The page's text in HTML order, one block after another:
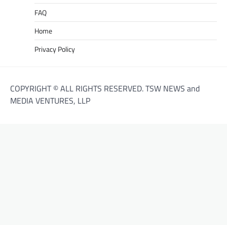
FAQ
Home
Privacy Policy
COPYRIGHT © ALL RIGHTS RESERVED. TSW NEWS and
MEDIA VENTURES, LLP